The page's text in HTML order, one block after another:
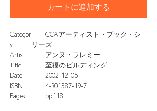
カートに追加する
Categor
y
CCAアーティスト・ブック・シ
リーズ
Artist
アンヌ・フレミー
Title
至福のビルディング
Date
2002-12-06
ISBN
4-901387-19-7
Pages
pp.118